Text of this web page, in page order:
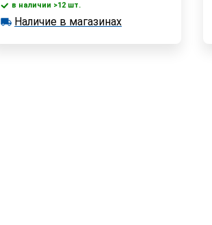
В корзину
в наличии >12 шт.
в наличии >12 шт.
Наличие в магазинах